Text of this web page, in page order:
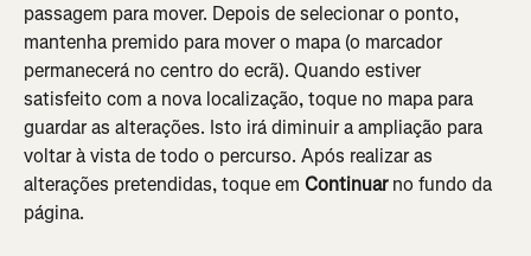
passagem para mover. Depois de selecionar o ponto,
mantenha premido para mover o mapa (o marcador
permanecerá no centro do ecrã). Quando estiver
satisfeito com a nova localização, toque no mapa para
guardar as alterações. Isto irá diminuir a ampliação para
voltar à vista de todo o percurso. Após realizar as
alterações pretendidas, toque em Continuar no fundo da
página.